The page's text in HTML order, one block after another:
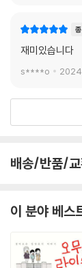
재미있습니다
s****o
배송/반품/
이 분야 베스